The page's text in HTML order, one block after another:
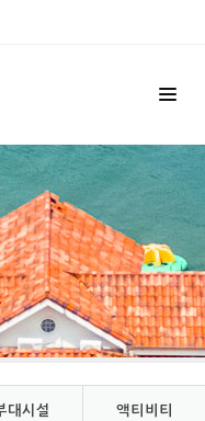
대시설 액티비티
5